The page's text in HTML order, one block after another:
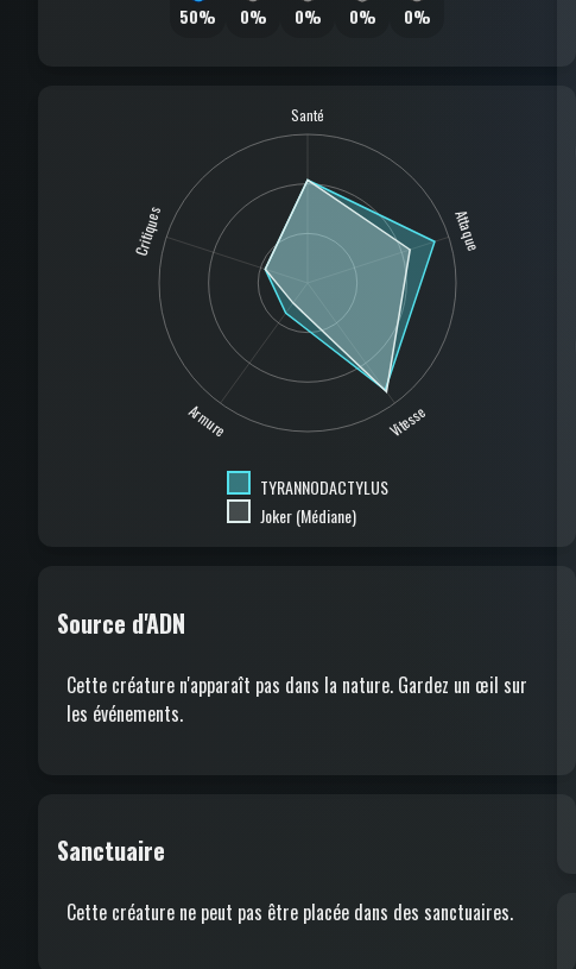
50% 0% 0% 0% 0%
Santé
Attaque
Vitesse
Armure
Critiques
TYRANNODACTYLUS
Joker (Médiane)
Source d'ADN
Cette créature n'apparaît pas dans la nature. Gardez un œil sur
les événements.
Sanctuaire
Cette créature ne peut pas être placée dans des sanctuaires.